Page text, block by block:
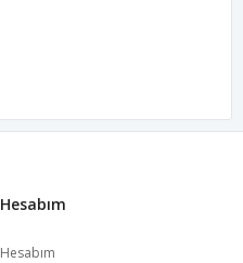
Hesabım
Hesabım